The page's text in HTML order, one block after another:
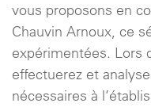
vous proposons en
Chauvin Arnoux, ce
expérimentées. Lors
effectuerez et
nécessaires à